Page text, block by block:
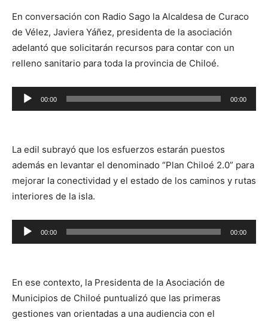
En conversación con Radio Sago la Alcaldesa de Curaco
de Vélez, Javiera Yáñez, presidenta de la asociación
adelantó que solicitarán recursos para contar con un
relleno sanitario para toda la provincia de Chiloé.
Reproductor
de
00:00 00:00
La edil subrayó que los esfuerzos estarán puestos
además en levantar el denominado “Plan Chiloé 2.0” para
mejorar la conectividad y el estado de los caminos y rutas
interiores de la isla.
Reproductor
de
00:00 00:00
En ese contexto, la Presidenta de la Asociación de
Municipios de Chiloé puntualizó que las primeras
gestiones van orientadas a una audiencia con el